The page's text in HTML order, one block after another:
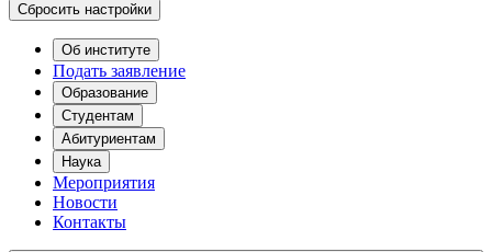
Сбросить настройки
Об институте
Подать заявление
Образование
Студентам
Абитуриентам
Наука
Мероприятия
Новости
Контакты